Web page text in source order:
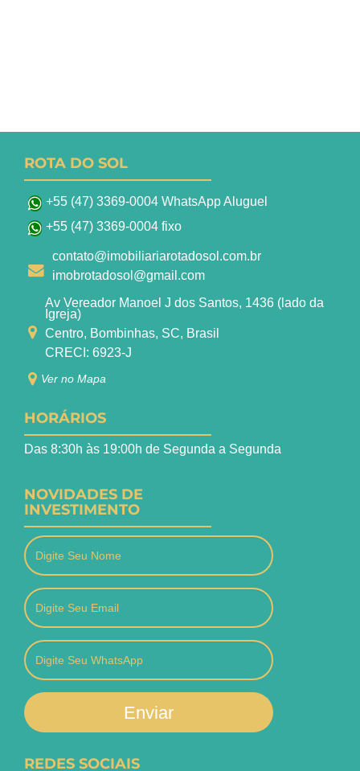
ROTA DO SOL
+55 (47) 3369-0004 WhatsApp Aluguel
+55 (47) 3369-0004 fixo
contato@imobiliariarotadosol.com.br
imobrotadosol@gmail.com
Av Vereador Manoel J dos Santos, 1436 (lado da
Igreja)
Centro, Bombinhas, SC, Brasil
CRECI: 6923-J
Ver no Mapa
HORÁRIOS
Das 8:30h às 19:00h de Segunda a Segunda
NOVIDADES DE
INVESTIMENTO
Enviar
REDES SOCIAIS